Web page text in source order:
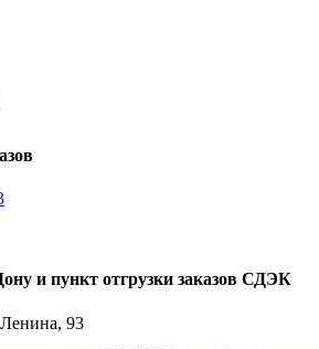
и пункт отгрузки заказов СДЭК
93